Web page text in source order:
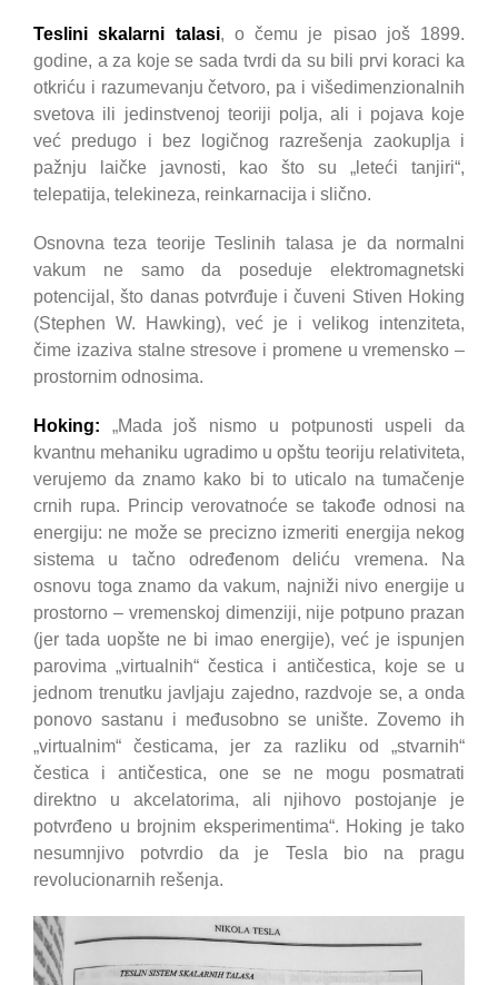
Teslini skalarni talasi, o čemu je pisao još 1899.
godine, a za koje se sada tvrdi da su bili prvi koraci ka
otkriću i razumevanju četvoro, pa i višedimenzionalnih
svetova ili jedinstvenoj teoriji polja, ali i pojava koje
već predugo i bez logičnog razrešenja zaokuplja i
pažnju laičke javnosti, kao što su „leteći tanjiri“,
telepatija, telekineza, reinkarnacija i slično.
Osnovna teza teorije Teslinih talasa je da normalni
vakum ne samo da poseduje elektromagnetski
potencijal, što danas potvrđuje i čuveni Stiven Hoking
(Stephen W. Hawking), već je i velikog intenziteta,
čime izaziva stalne stresove i promene u vremensko –
prostornim odnosima.
Hoking:
„Mada još nismo u potpunosti uspeli da
kvantnu mehaniku ugradimo u opštu teoriju relativiteta,
verujemo da znamo kako bi to uticalo na tumačenje
crnih rupa. Princip verovatnoće se takođe odnosi na
energiju: ne može se precizno izmeriti energija nekog
sistema u tačno određenom deliću vremena. Na
osnovu toga znamo da vakum, najniži nivo energije u
prostorno – vremenskoj dimenziji, nije potpuno prazan
(jer tada uopšte ne bi imao energije), već je ispunjen
parovima „virtualnih“ čestica i antičestica, koje se u
jednom trenutku javljaju zajedno, razdvoje se, a onda
ponovo sastanu i međusobno se unište. Zovemo ih
„virtualnim“ česticama, jer za razliku od „stvarnih“
čestica i antičestica, one se ne mogu posmatrati
direktno u akcelatorima, ali njihovo postojanje je
potvrđeno u brojnim eksperimentima“. Hoking je tako
nesumnjivo potvrdio da je Tesla bio na pragu
revolucionarnih rešenja.